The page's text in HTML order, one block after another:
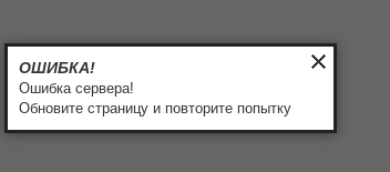
ОШИБКА!
Ошибка сервера!
Обновите страницу и повторите попытку